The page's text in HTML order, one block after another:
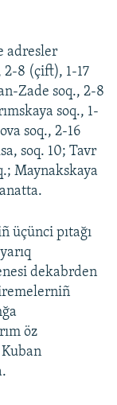
adresler
2-8 (çift), 1-17
Zade soq., 2-8
soq., 1-
soq., 2-16
soq. 10; Tavr
Maynakskaya
üçünci pıtağı
dekabrden
öz